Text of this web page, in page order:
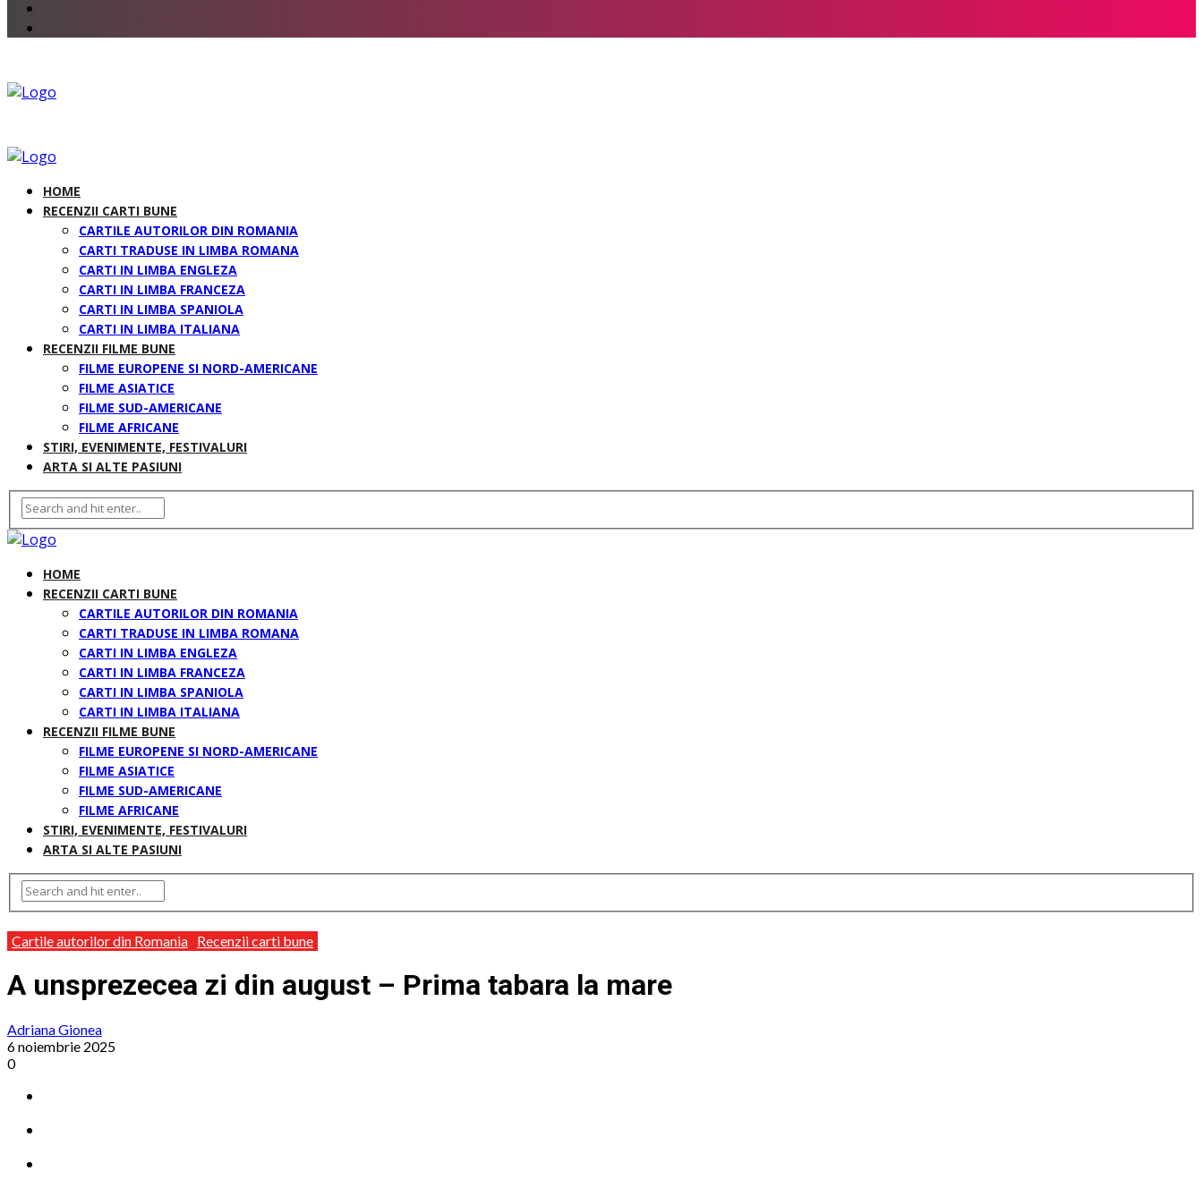
HOME
RECENZII CARTI BUNE
CARTILE AUTORILOR DIN ROMANIA
CARTI TRADUSE IN LIMBA ROMANA
CARTI IN LIMBA ENGLEZA
CARTI IN LIMBA FRANCEZA
CARTI IN LIMBA SPANIOLA
CARTI IN LIMBA ITALIANA
RECENZII FILME BUNE
FILME EUROPENE SI NORD-AMERICANE
FILME ASIATICE
FILME SUD-AMERICANE
FILME AFRICANE
STIRI, EVENIMENTE, FESTIVALURI
ARTA SI ALTE PASIUNI
HOME
RECENZII CARTI BUNE
CARTILE AUTORILOR DIN ROMANIA
CARTI TRADUSE IN LIMBA ROMANA
CARTI IN LIMBA ENGLEZA
CARTI IN LIMBA FRANCEZA
CARTI IN LIMBA SPANIOLA
CARTI IN LIMBA ITALIANA
RECENZII FILME BUNE
FILME EUROPENE SI NORD-AMERICANE
FILME ASIATICE
FILME SUD-AMERICANE
FILME AFRICANE
STIRI, EVENIMENTE, FESTIVALURI
ARTA SI ALTE PASIUNI
Cartile autorilor din Romania Recenzii carti bune
A unsprezecea zi din august – Prima tabara la mare
Adriana Gionea
6 noiembrie 2025
0